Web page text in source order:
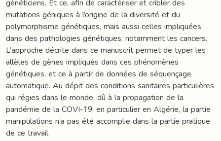
mutations géniques à l’origine de la diversité et du
polymorphisme génétiques, mais aussi celles impliquées
dans des pathologies génétiques, notamment les cancers.
L’approche décrite dans ce manuscrit permet de typer les
allèles de gènes impliqués dans ces phénomènes
génétiques, et ce à partir de données de séquençage
automatique. Au dépit des conditions sanitaires particulières
qui régies dans le monde, dû à la propagation de la
pandémie de la COVI-19, en particulier en Algérie, la partie
manipulations n’a pas été accomplie dans la partie pratique
de ce travail